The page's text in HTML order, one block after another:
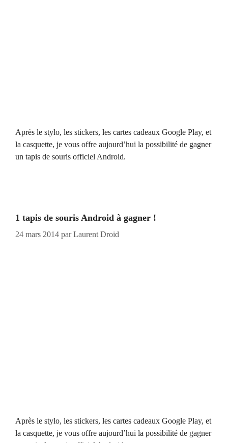
Après le stylo, les stickers, les cartes cadeaux Google Play, et
la casquette, je vous offre aujourd’hui la possibilité de gagner
un tapis de souris officiel Android.
1 tapis de souris Android à gagner !
24 mars 2014 parLaurent Droid
Après le stylo, les stickers, les cartes cadeaux Google Play, et
la casquette, je vous offre aujourd’hui la possibilité de gagner